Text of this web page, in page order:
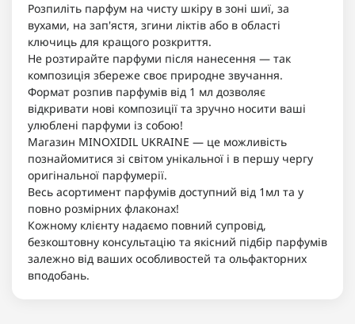
Розпиліть парфум на чисту шкіру в зоні шиї, за
вухами, на зап'ястя, згини ліктів або в області
ключиць для кращого розкриття.
Не розтирайте парфуми після нанесення — так
композиція збереже своє природне звучання.
Формат розпив парфумів від 1 мл дозволяє
відкривати нові композиції та зручно носити ваші
улюблені парфуми із собою!
Магазин MINOXIDIL UKRAINE — це можливість
познайомитися зі світом унікальної і в першу чергу
оригінальної парфумерії.
Весь асортимент парфумів доступний від 1мл та у
повно розмірних флаконах!
Кожному клієнту надаємо повний супровід,
безкоштовну консультацію та якісний підбір парфумів
залежно від ваших особливостей та ольфакторних
вподобань.